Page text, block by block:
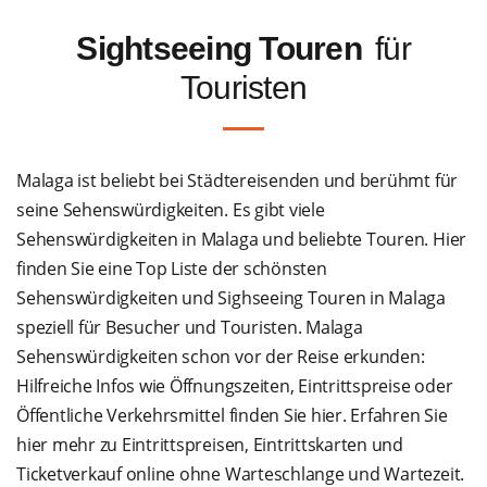
Sightseeing Touren für
Touristen
Malaga ist beliebt bei Städtereisenden und berühmt für
seine Sehenswürdigkeiten. Es gibt viele
Sehenswürdigkeiten in Malaga und beliebte Touren. Hier
finden Sie eine Top Liste der schönsten
Sehenswürdigkeiten und Sighseeing Touren in Malaga
speziell für Besucher und Touristen. Malaga
Sehenswürdigkeiten schon vor der Reise erkunden:
Hilfreiche Infos wie Öffnungszeiten, Eintrittspreise oder
Öffentliche Verkehrsmittel finden Sie hier. Erfahren Sie
hier mehr zu Eintrittspreisen, Eintrittskarten und
Ticketverkauf online ohne Warteschlange und Wartezeit.